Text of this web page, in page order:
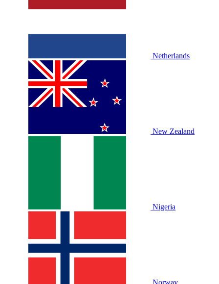
Netherlands
New Zealand
Nigeria
Norway